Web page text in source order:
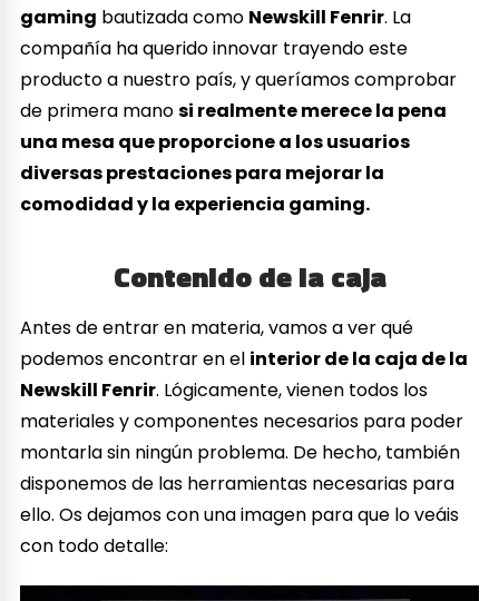
gaming bautizada como Newskill Fenrir. La
compañía ha querido innovar trayendo este
producto a nuestro país, y queríamos comprobar
de primera manosi realmente merece la pena
una mesa que proporcione a los usuarios
diversas prestaciones para mejorar la
comodidad y la experiencia gaming.
Contenido de la caja
Antes de entrar en materia, vamos a ver qué
podemos encontrar en el interior de la caja de la
Newskill Fenrir. Lógicamente, vienen todos los
materiales y componentes necesarios para poder
montarla sin ningún problema. De hecho, también
disponemos de las herramientas necesarias para
ello. Os dejamos con una imagen para que lo veáis
con todo detalle: